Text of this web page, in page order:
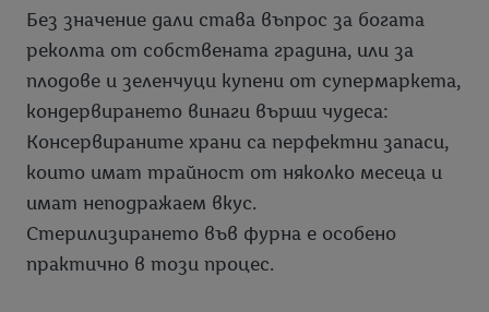
Без значение дали става въпрос за богата
реколта от собствената градина, или за
плодове и зеленчуци купени от супермаркета,
кондервирането винаги върши чудеса:
Консервираните храни са перфектни запаси,
които имат трайност от няколко месеца и
имат неподражаем вкус.
Стерилизирането във фурна е особено
практично в този процес.